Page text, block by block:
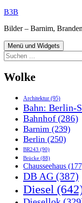
Zum
springen
B3B
Bilder – Barnim,
Menü und Widgets
Suchen
nach:
Wolke
Architektur (95)
Bahn: Berlin-
Bahnhof(286)
Barnim (239)
Berlin (250)
BR243 (90)
Brücke (88)
Chausseehaus
DB AG (387)
Diesel